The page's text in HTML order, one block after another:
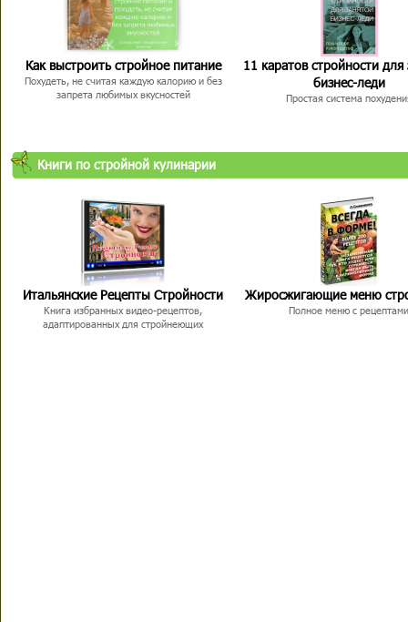
Как выстроить стройное питание
Похудеть, не считая каждую калорию и без
запрета любимых вкусностей
11 каратов стройности для
бизнес-леди
Простая система
Книги по стройной кулинарии
Итальянские Рецепты Стройности
Книга избранных видео-рецептов,
адаптированных для стройнеющих
Жиросжигающие меню
Полное меню с рецептами